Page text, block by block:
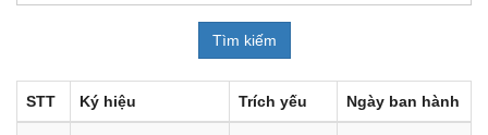
STT Ký hiệu Trích yếu Ngày ban hành